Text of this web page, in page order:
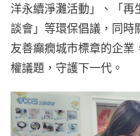
洋永續淨灘活動」、「再
談會」等環保倡議，同時
友善癲癇城市標章的企業
權議題，守護下一代。